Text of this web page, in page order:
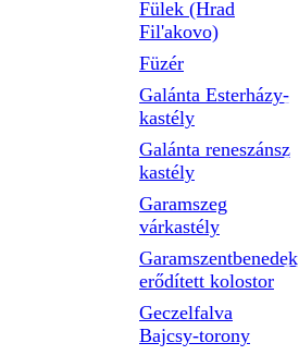
Fülek (Hrad
Fil'akovo)
Füzér
Galánta Esterházy-
kastély
Galánta reneszánsz
kastély
Garamszeg
várkastély
Garamszentbenedek
erődített kolostor
Geczelfalva
Bajcsy-torony